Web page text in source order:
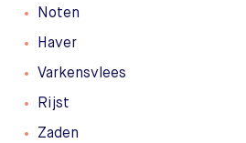
Noten
Haver
Varkensvlees
Rijst
Zaden